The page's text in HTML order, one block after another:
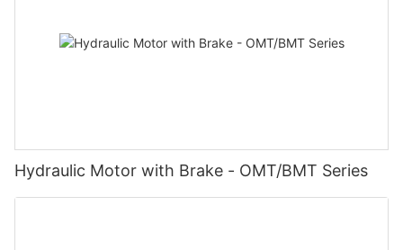
Hydraulic Motor with Brake - OMT/BMT Series